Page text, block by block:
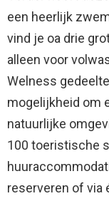
een heerlijk
vind je oa drie
alleen voor
Welness
mogelijkheid om
natuurlijke
100 toeristische
reserveren of via